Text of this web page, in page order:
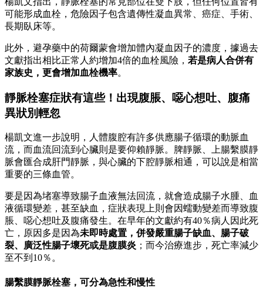
可能形成血栓，危險因子包含遺傳性凝血異常、癌症、手術、
長期臥床等。
此外，避孕藥中的荷爾蒙會增加體內凝血因子的濃度，據過去
文獻指出相比正常人約增加4倍的血栓風險， 若是病人合併有
家族史，更會增加血栓機率。
靜脈栓塞症狀有這些！出現腹脹、噁心想吐、腹痛
異狀別輕忽
楊凱文進一步說明，人體腹腔有許多供應腸子循環的動脈血
流，而血流回流到心臟則是要仰賴靜脈。脾靜脈、上腸繫膜靜
脈會匯合成肝門靜脈，與心臟的下腔靜脈相通，可以說是相當
重要的三條血管。
要是因為堵塞導致腸子血液無法回流，就會造成腸子水腫、血
液循環變差，甚至缺血，症狀表現上則會因蠕動變差而導致腹
脹、噁心想吐及腹痛發生。在早年的文獻約有40％病人因此死
亡，原因多是因為未即時處置，併發嚴重腸子缺血、腸子破
裂、廣泛性腸子壞死或是腹膜炎 ；而今治療進步，死亡率減少
至不到10％。
腸繫膜靜脈栓塞，可分為急性和慢性